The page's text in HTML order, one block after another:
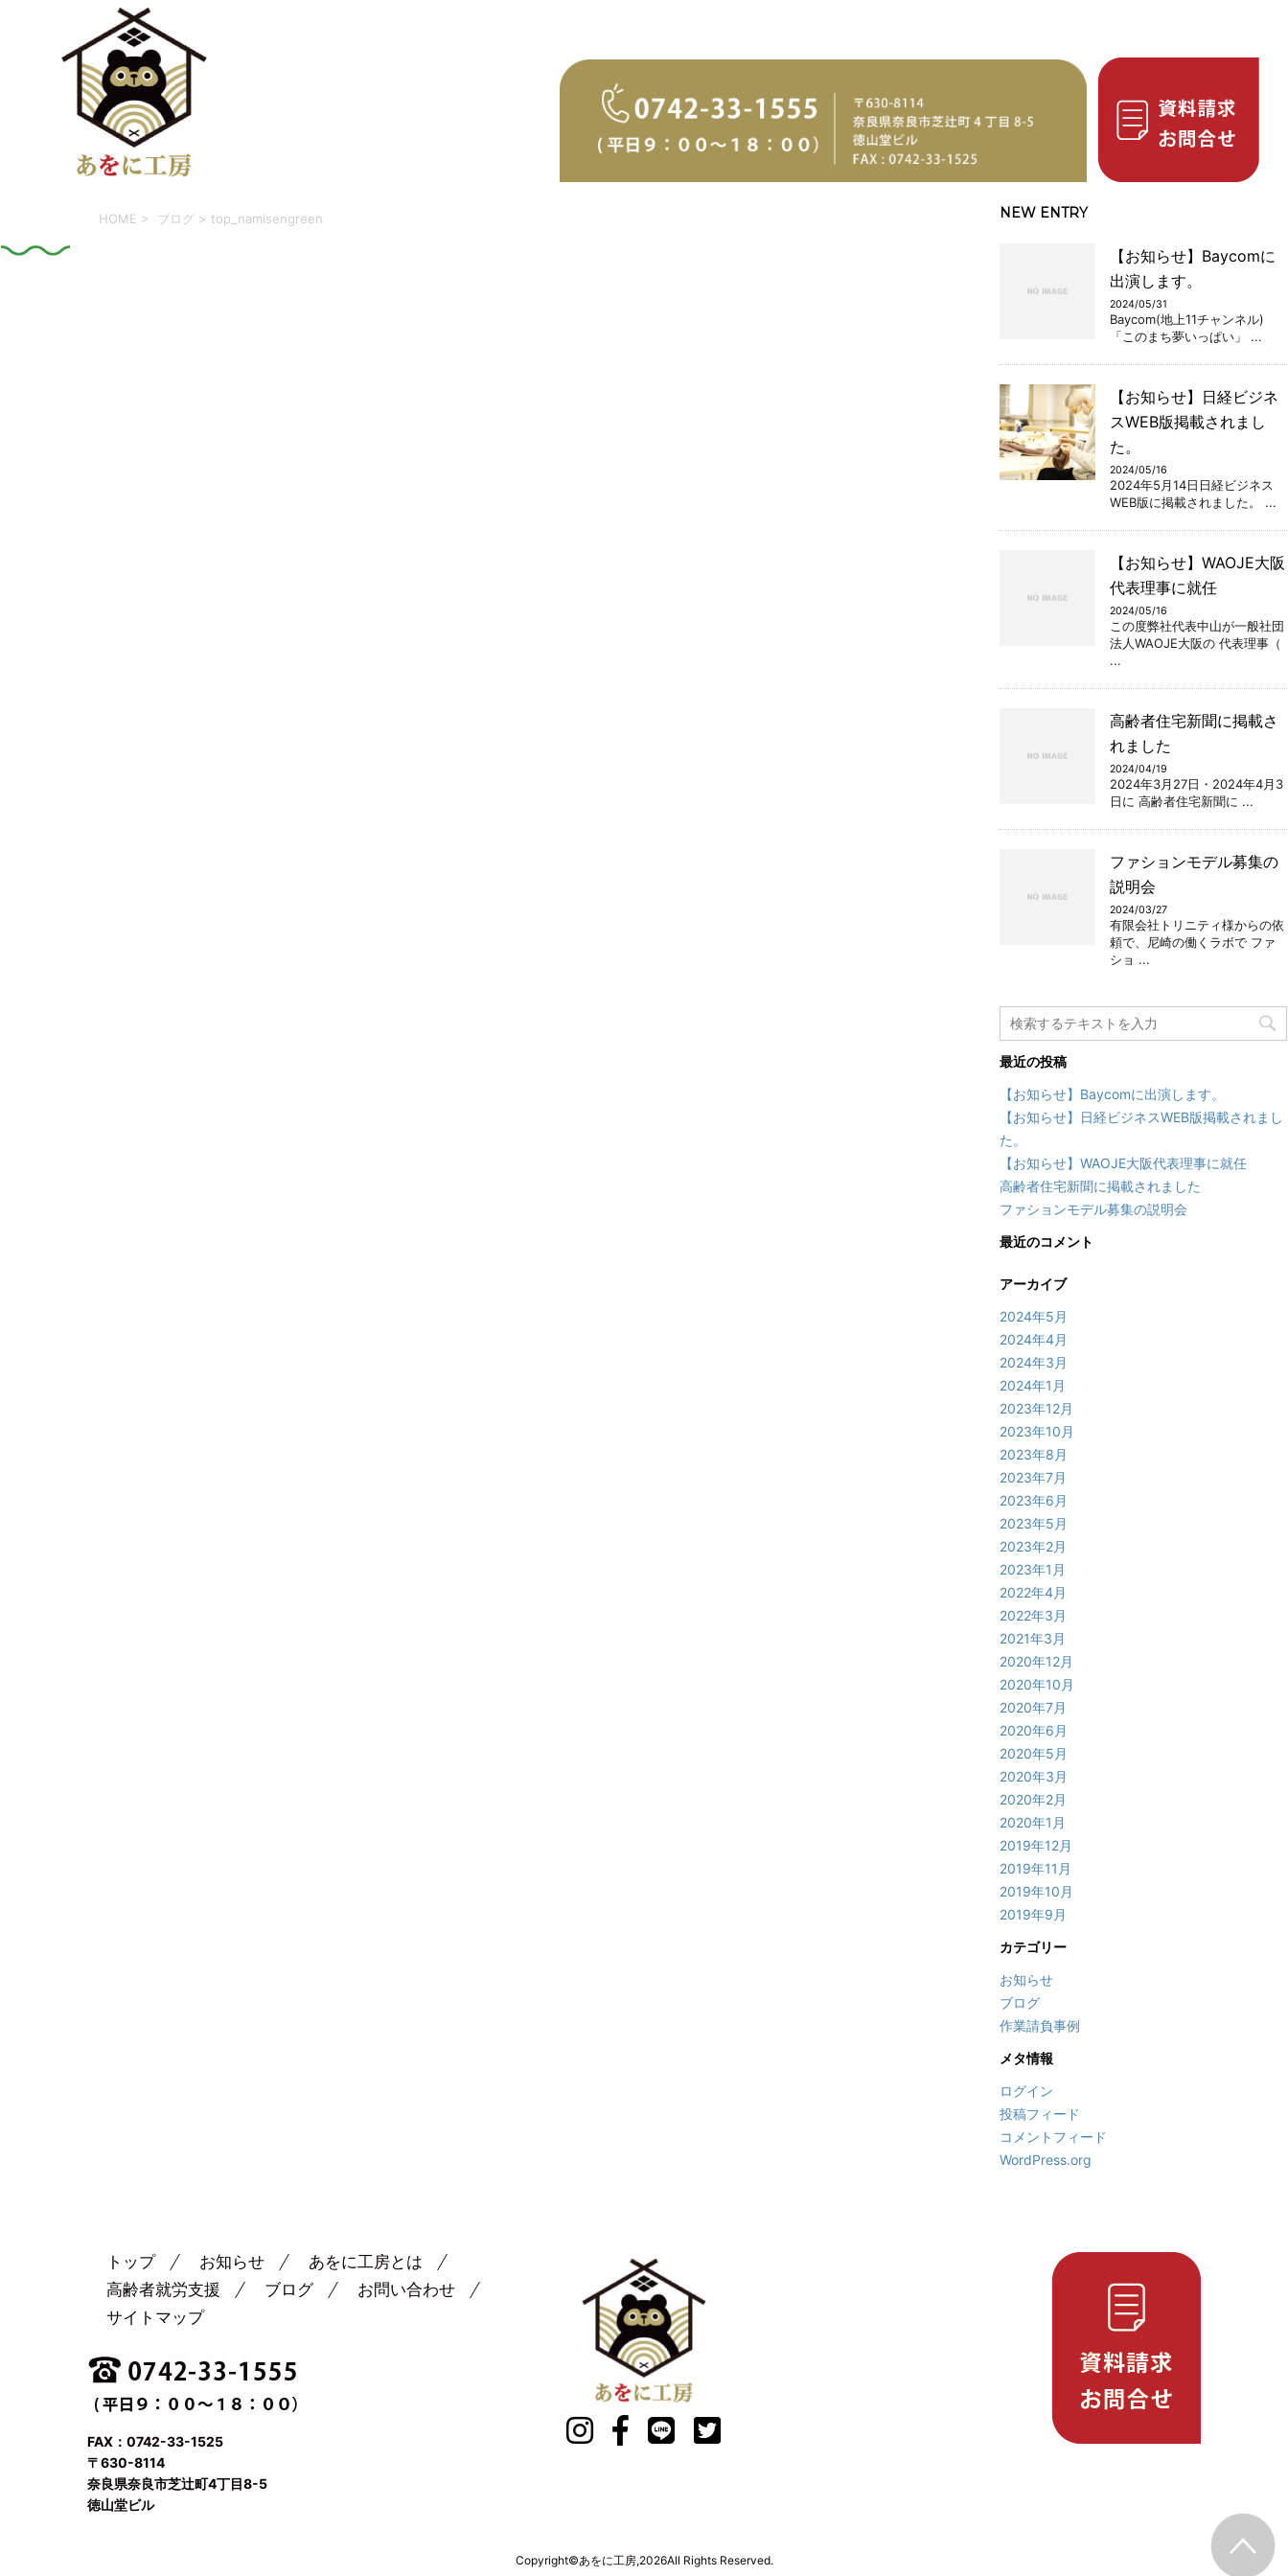
HOME > ブログ > top_namisengreen NEW ENTRY
【お知らせ】Baycomに
出演します。
2024/05/31
Baycom(地上11チャンネル)
「このまち夢いっぱい」 ...
【お知らせ】日経ビジネ
スWEB版掲載されまし
た。
2024/05/16
2024年5月14日日経ビジネス
WEB版に掲載されました。 ...
【お知らせ】WAOJE大阪
代表理事に就任
2024/05/16
この度弊社代表中山が一般社団
法人WAOJE大阪の 代表理事（
...
高齢者住宅新聞に掲載さ
れました
2024/04/19
2024年3月27日・2024年4月3
日に 高齢者住宅新聞に ...
ファションモデル募集の
説明会
2024/03/27
有限会社トリニティ様からの依
頼で、尼崎の働くラボで ファ
ショ ...
最近の投稿
【お知らせ】Baycomに出演します。
【お知らせ】日経ビジネスWEB版掲載されまし
た。
【お知らせ】WAOJE大阪代表理事に就任
高齢者住宅新聞に掲載されました
ファションモデル募集の説明会
最近のコメント
アーカイブ
2024年5月
2024年4月
2024年3月
2024年1月
2023年12月
2023年10月
2023年8月
2023年7月
2023年6月
2023年5月
2023年2月
2023年1月
2022年4月
2022年3月
2021年3月
2020年12月
2020年10月
2020年7月
2020年6月
2020年5月
2020年3月
2020年2月
2020年1月
2019年12月
2019年11月
2019年10月
2019年9月
カテゴリー
お知らせ
ブログ
作業請負事例
メタ情報
ログイン
投稿フィード
コメントフィード
WordPress.org
トップ お知らせ
あをに工房とは
高齢者就労支援
ブログ
お問い合わせ
サイトマップ
FAX：0742-33-1525
〒630-8114
奈良県奈良市芝辻町4丁目8-5
徳山堂ビル
Copyright©あをに工房,2026All Rights Reserved.